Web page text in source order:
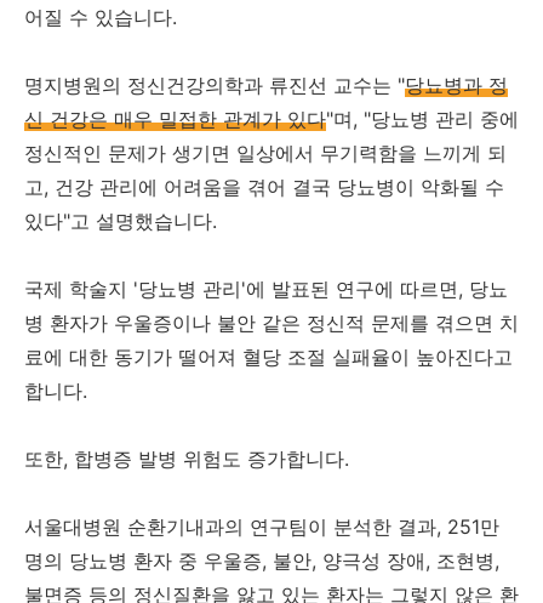
어질 수 있습니다.
명지병원의 정신건강의학과 류진선 교수는 "당뇨병과 정
신 건강은 매우 밀접한 관계가 있다"며, "당뇨병 관리 중에
정신적인 문제가 생기면 일상에서 무기력함을 느끼게 되
고, 건강 관리에 어려움을 겪어 결국 당뇨병이 악화될 수
있다"고 설명했습니다.
국제 학술지 '당뇨병 관리'에 발표된 연구에 따르면, 당뇨
병 환자가 우울증이나 불안 같은 정신적 문제를 겪으면 치
료에 대한 동기가 떨어져 혈당 조절 실패율이 높아진다고
합니다.
또한, 합병증 발병 위험도 증가합니다.
서울대병원 순환기내과의 연구팀이 분석한 결과, 251만
명의 당뇨병 환자 중 우울증, 불안, 양극성 장애, 조현병,
불면증 등의 정신질환을 앓고 있는 환자는 그렇지 않은 환